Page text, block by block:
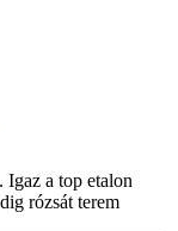
Igaz a top etalon
rózsát terem